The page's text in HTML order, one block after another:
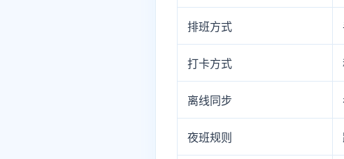
排班方式
打卡方式
离线同步
夜班规则